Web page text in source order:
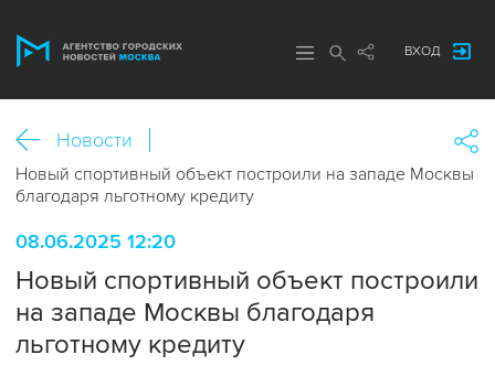
ВХОД
Новости
Новый спортивный объект построили на западе Москвы
благодаря льготному кредиту
08.06.2025 12:20
Новый спортивный объект построили
на западе Москвы благодаря
льготному кредиту